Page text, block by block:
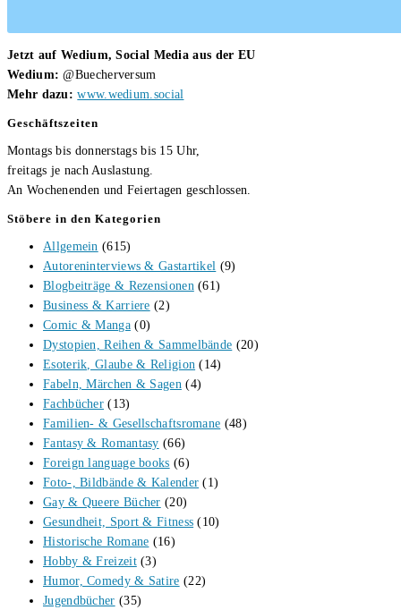
Jetzt auf Wedium, Social Media aus der EU
Wedium: @Buecherversum
Mehr dazu: www.wedium.social
Geschäftszeiten
Montags bis donnerstags bis 15 Uhr,
freitags je nach Auslastung.
An Wochenenden und Feiertagen geschlossen.
Stöbere in den Kategorien
Allgemein (615)
Autoreninterviews & Gastartikel (9)
Blogbeiträge & Rezensionen (61)
Business & Karriere (2)
Comic & Manga (0)
Dystopien, Reihen & Sammelbände (20)
Esoterik, Glaube & Religion (14)
Fabeln, Märchen & Sagen (4)
Fachbücher (13)
Familien- & Gesellschaftsromane (48)
Fantasy & Romantasy (66)
Foreign language books (6)
Foto-, Bildbände & Kalender (1)
Gay & Queere Bücher (20)
Gesundheit, Sport & Fitness (10)
Historische Romane (16)
Hobby & Freizeit (3)
Humor, Comedy & Satire (22)
Jugendbücher (35)